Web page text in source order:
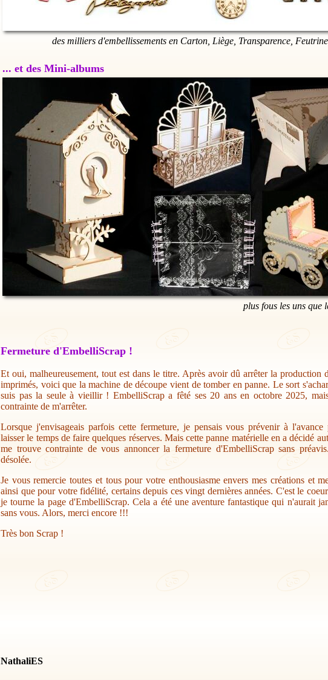
des milliers d'embellissements en Carton, Liège, Transparence,
... et des Mini-albums
plus fous les uns que
Fermeture d'EmbelliScrap !
Et oui, malheureusement, tout est dans le titre. Après avoir dû arrêter la production
imprimés, voici que la machine de découpe vient de tomber en panne. Le sort
suis pas la seule à vieillir ! EmbelliScrap a fêté ses 20 ans en octobre 2025,
contrainte de m'arrêter.
Lorsque j'envisageais parfois cette fermeture, je pensais vous prévenir à l'avance
laisser le temps de faire quelques réserves. Mais cette panne matérielle en a décidé
me trouve contrainte de vous annoncer la fermeture d'EmbelliScrap sans
désolée.
Je vous remercie toutes et tous pour votre enthousiasme envers mes créations et
ainsi que pour votre fidélité, certains depuis ces vingt dernières années. C'est le
je tourne la page d'EmbelliScrap. Cela a été une aventure fantastique qui n'aurait
sans vous. Alors, merci encore !!!
Très bon Scrap !
NathaliES